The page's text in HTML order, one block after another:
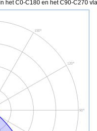
het C0-C180 en het C90-C270